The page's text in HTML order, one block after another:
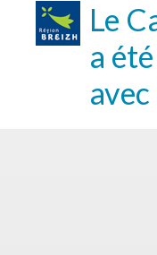
Le
a